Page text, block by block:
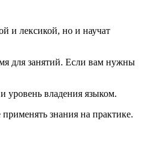
и лексикой, но и научат
для занятий. Если вам нужны
владения языком.
знания на практике.